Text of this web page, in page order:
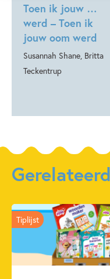
Toen ik jouw …
werd – Toen ik
jouw oom werd
Susannah Shane, Britta
Teckentrup
Tiplijst